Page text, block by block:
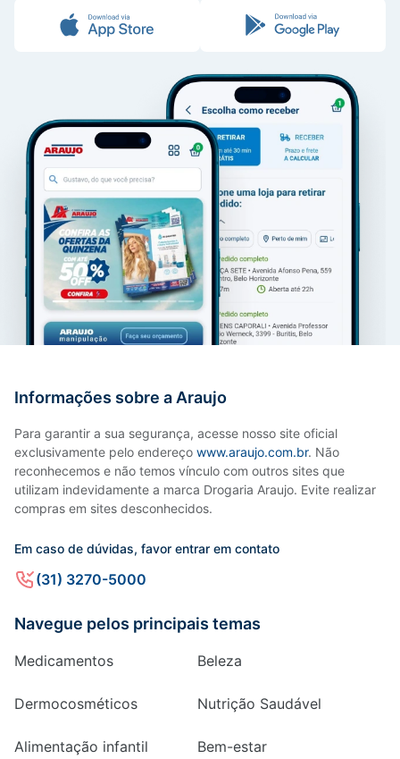
Informações sobre a Araujo
Para garantir a sua segurança, acesse nosso site oficial
exclusivamente pelo endereço www.araujo.com.br. Não
reconhecemos e não temos vínculo com outros sites que
utilizam indevidamente a marca Drogaria Araujo. Evite realizar
compras em sites desconhecidos.
Em caso de dúvidas, favor entrar em contato
(31) 3270-5000
Navegue pelos principais temas
Medicamentos Beleza
Dermocosméticos Nutrição Saudável
Alimentação infantil Bem-estar